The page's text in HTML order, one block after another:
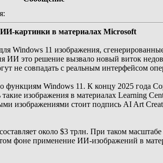
:
картинки в материалах Microsoft
Windows 11 изображения,
это решение вызвало новый виток
не совпадать с реальным интерфейсом
функциям Windows 11. К концу 2025 года
изображения в материалах Learning
изображениями стоит подпись AI Art
около $3 трлн. При таком
фоне применение ИИ-изображений в